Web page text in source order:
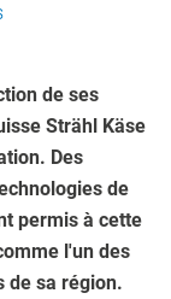
de ses
Strähl Käse
Des
de
permis à cette
l'un des
de sa région.